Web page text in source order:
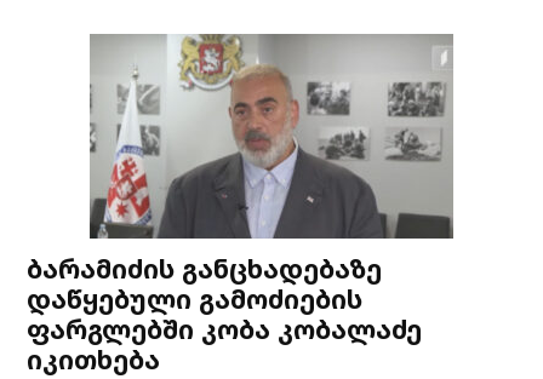
ბარამიძის განცხადებაზე
დაწყებული გამოძიების
ფარგლებში კობა კობალაძე
იკითხება